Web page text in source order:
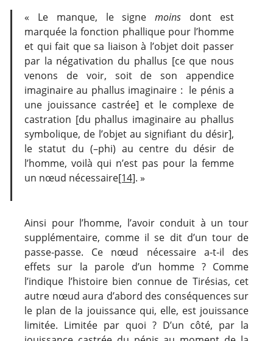
« Le manque, le signemoins dont est
marquée la fonction phallique pour l’homme
et qui fait que sa liaison à l’objet doit passer
par la négativation du phallus [ce que nous
venons de voir, soit de son appendice
imaginaire au phallus imaginaire : le pénis a
une jouissance castrée] et le complexe de
castration [du phallus imaginaire au phallus
symbolique, de l’objet au signifiant du désir],
le statut du (–phi) au centre du désir de
l’homme, voilà qui n’est pas pour la femme
un nœud nécessaire[14]. »
Ainsi pour l’homme, l’avoir conduit à un tour
supplémentaire, comme il se dit d’un tour de
passe-passe. Ce nœud nécessaire a-t-il des
effets sur la parole d’un homme ? Comme
l’indique l’histoire bien connue de Tirésias, cet
autre nœud aura d’abord des conséquences sur
le plan de la jouissance qui, elle, est jouissance
limitée. Limitée par quoi ? D’un côté, par la